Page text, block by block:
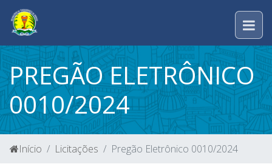
PREGÃO ELETRÔNICO
0010/2024
Início Licitações Pregão Eletrônico 0010/2024